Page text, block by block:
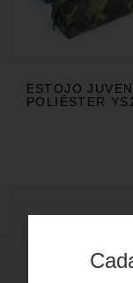
ESTOJO
POLIÉSTER